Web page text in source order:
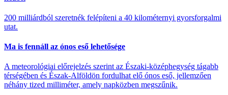
200 milliárdból szeretnék felépíteni a 40 kilométernyi gyorsforgalmi
utat.
Ma is fennáll az ónos eső lehetősége
A meteorológiai előrejelzés szerint az Északi-középhegység tágabb
térségében és Észak-Alföldön fordulhat elő ónos eső, jellemzően
néhány tized milliméter, amely napközben megszűnik.